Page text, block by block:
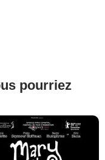
pourriez